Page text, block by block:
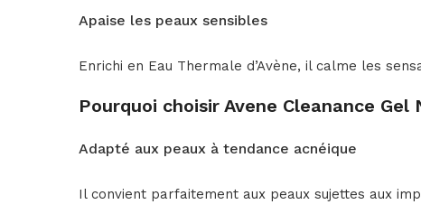
Apaise les peaux sensibles
Enrichi en Eau Thermale d’Avène, il calme les
Pourquoi choisir Avene Cleanance
Adapté aux peaux à tendance acnéique
Il convient parfaitement aux peaux sujettes aux